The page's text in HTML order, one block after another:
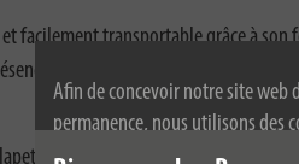
Afin de concevoir notre site web
permanence, nous utilisons des
l'utilisation de cookies. Pour
facilement transportable grâce à
de tension LED qui permet de
à fermeture automatique